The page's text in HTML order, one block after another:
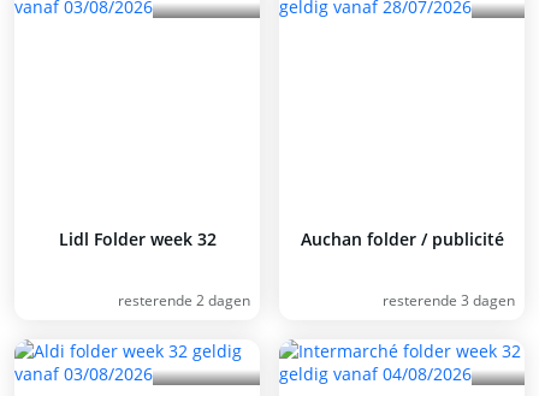
Lidl Folder week 32
resterende 2 dagen
Auchan folder / publicité
resterende 3 dagen